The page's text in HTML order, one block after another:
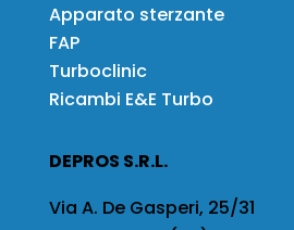
Apparato sterzante
FAP
Turboclinic
Ricambi E&E Turbo
DEPROS S.R.L.
Via A. De Gasperi, 25/31